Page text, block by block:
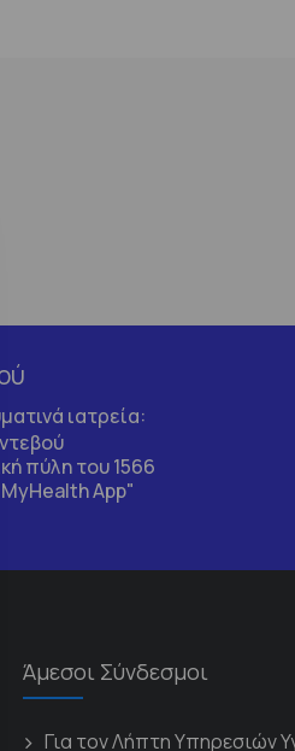
ιατρεία:
πύλη του 1566
App"
Άμεσοι Σύνδεσμοι
Για τον Λήπτη Υπηρεσιών